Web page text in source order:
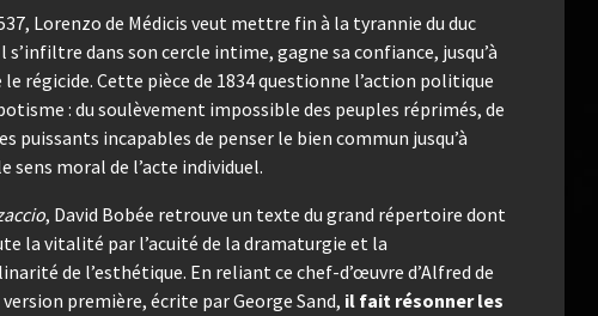
Lorenzo de Médicis veut mettre fin à la tyrannie du duc
s’infiltre dans son cercle intime, gagne sa confiance, jusqu’à
régicide. Cette pièce de 1834 questionne l’action politique
: du soulèvement impossible des peuples réprimés, de
puissants incapables de penser le bien commun jusqu’à
sens moral de l’acte individuel.
, David Bobée retrouve un texte du grand répertoire dont
la vitalité par l’acuité de la dramaturgie et la
de l’esthétique. En reliant ce chef-d’œuvre d’Alfred de
version première, écrite par George Sand, il fait résonner les